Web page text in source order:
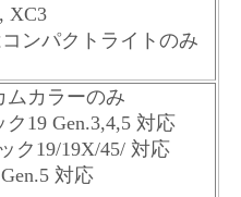
XC3
ンパクトライトのみ
カラーのみ
19 Gen.3,4,5 対応
ク19/19X/45/ 対応
対応